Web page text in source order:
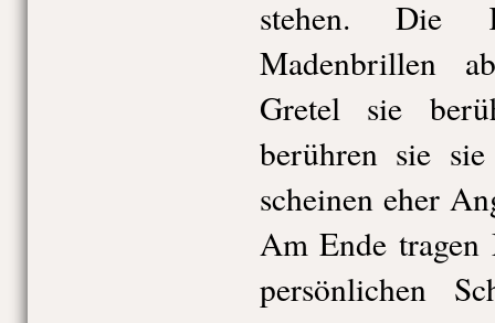
stehen. Die
Madenbrillen
Gretel sie
berühren sie
scheinen eher
Am Ende
persönlichen